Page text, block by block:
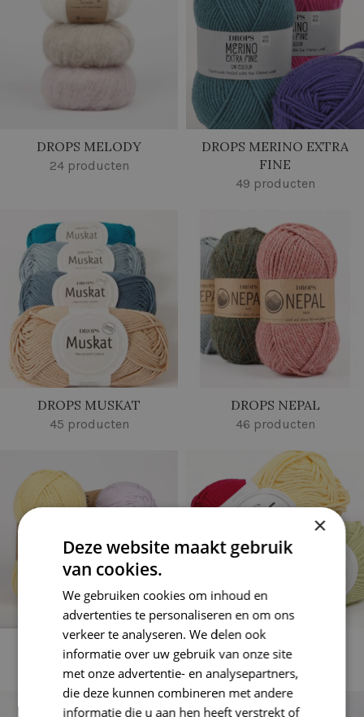
DROPS MELODY
24 producten
DROPS MERINO EXTRA
FINE
49 producten
DROPS MUSKAT
45 producten
DROPS NEPAL
46 producten
DROPS NORD DROPS PARIS
×
Deze website maakt gebruik
van cookies.
We gebruiken cookies om inhoud en
advertenties te personaliseren en om ons
verkeer te analyseren. We delen ook
informatie over uw gebruik van onze site
met onze advertentie- en analysepartners,
die deze kunnen combineren met andere
informatie die u aan hen heeft verstrekt of